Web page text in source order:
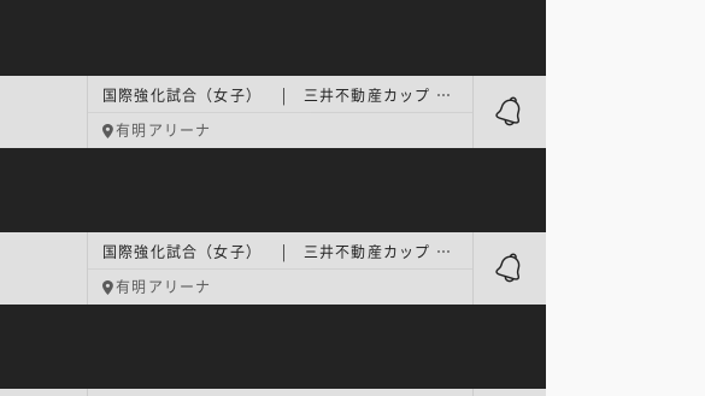
国際強化試合（女子） | 三井不動産カップ 2026（東京大会） GAME1
有明アリーナ
国際強化試合（女子） | 三井不動産カップ 2026（東京大会） GAME2
有明アリーナ